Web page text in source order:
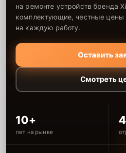
на ремонте устройств бренда
комплектующие, честные цены
на каждую работу.
Оставить
Смотреть
10+
лет на рынке